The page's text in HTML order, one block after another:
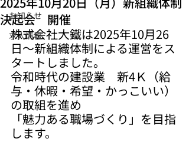
お知らせ
求人情報
決起会 開催
株式会社大鐵は2025年10月26
日～新組織体制による運営をス
タートしました。
令和時代の建設業　新4Ｋ（給
与・休暇・希望・かっこいい）
の取組を進め
「魅力ある職場づくり」を目指
します。